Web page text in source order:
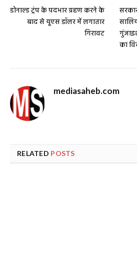
डोनाल्ड ट्रंप के पदभार ग्रहण करने के
बाद से यूएस डॉलर में लगातार
गिरावट
का
mediasaheb.com
RELATED POSTS